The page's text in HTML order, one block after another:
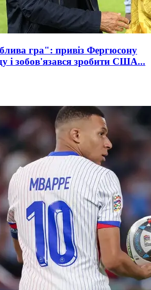
гра": привіз Фергюсону
і зобов'язався зробити США...